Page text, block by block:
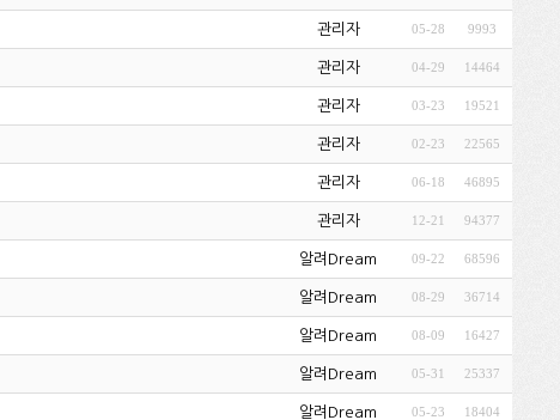
관리자 05-28 9993
관리자 04-29 14464
관리자 03-23 19521
관리자 02-23 22565
관리자 06-18 46895
관리자 12-21 94377
알려Dream 09-22 68596
알려Dream 08-29 36714
알려Dream 08-09 16427
알려Dream 05-31 25337
알려Dream 05-23 18404